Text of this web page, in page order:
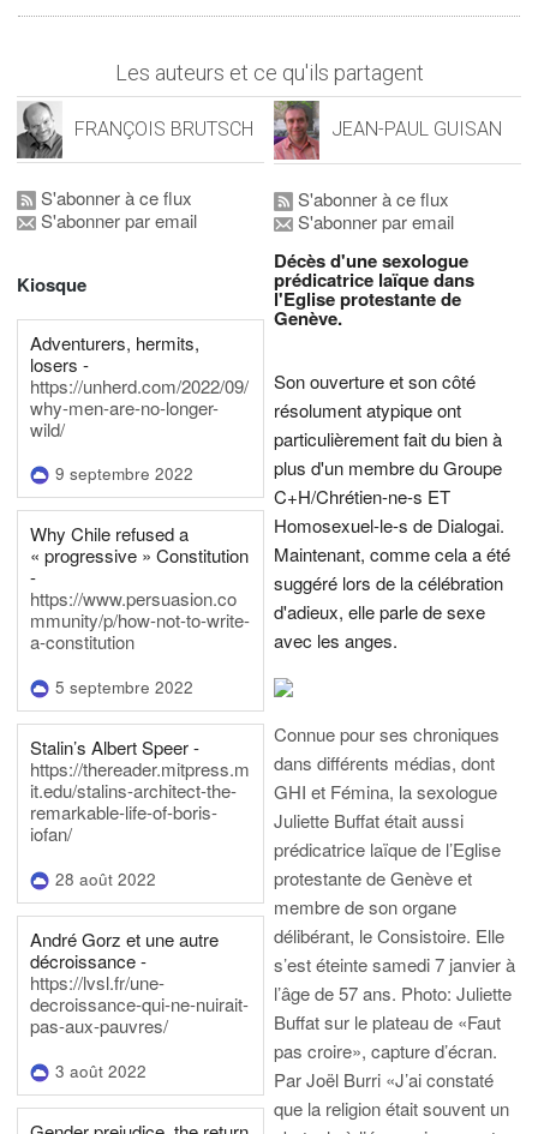
Les auteurs et ce qu'ils partagent
FRANÇOIS BRUTSCH
S'abonner à ce flux
S'abonner par email
Kiosque
Adventurers, hermits,
losers -
https://unherd.com/2022/09/
why-men-are-no-longer-
wild/
9 septembre 2022
Why Chile refused a
« progressive » Constitution
-
https://www.persuasion.co
mmunity/p/how-not-to-write-
a-constitution
5 septembre 2022
Stalin’s Albert Speer -
https://thereader.mitpress.m
it.edu/stalins-architect-the-
remarkable-life-of-boris-
iofan/
28 août 2022
André Gorz et une autre
décroissance -
https://lvsl.fr/une-
decroissance-qui-ne-nuirait-
pas-aux-pauvres/
3 août 2022
JEAN-PAUL GUISAN
S'abonner à ce flux
S'abonner par email
Décès d'une sexologue
prédicatrice laïque dans
l'Eglise protestante de
Genève.
Son ouverture et son côté
résolument atypique ont
particulièrement fait du bien à
plus d'un membre du Groupe
C+H/Chrétien-ne-s ET
Homosexuel-le-s de Dialogai.
Maintenant, comme cela a été
suggéré lors de la célébration
d'adieux, elle parle de sexe
avec les anges.
Connue pour ses chroniques
dans différents médias, dont
GHI et Fémina, la sexologue
Juliette Buffat était aussi
prédicatrice laïque de l’Eglise
protestante de Genève et
membre de son organe
délibérant, le Consistoire. Elle
s’est éteinte samedi 7 janvier à
l’âge de 57 ans. Photo: Juliette
Buffat sur le plateau de «Faut
pas croire», capture d’écran.
Par Joël Burri «J’ai constaté
que la religion était souvent un